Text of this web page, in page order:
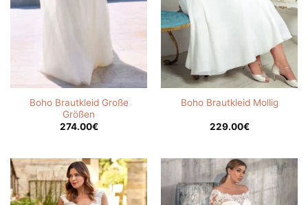
Boho Brautkleid Große
Größen
274.00€
Boho Brautkleid Mollig
229.00€